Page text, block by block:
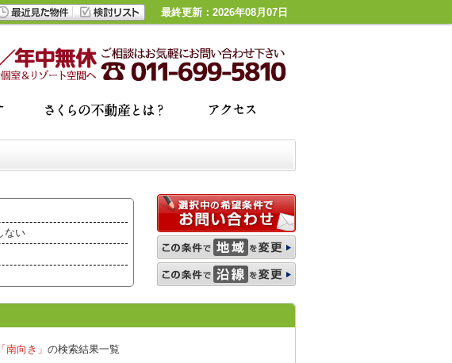
最終更新：2026年08月07日
ない
「南向き」 の検索結果一覧